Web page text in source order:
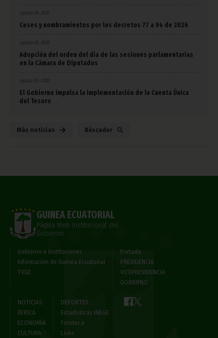
agosto 06, 2026
Ceses y nombramientos por los decretos 77 a 94 de 2026
agosto 05, 2026
Adopción del orden del día de las sesiones parlamentarias
en la Cámara de Diputados
agosto 05, 2026
El Gobierno impulsa la implementación de la Cuenta Única
del Tesoro
Más noticias Búscador
GUINEA ECUATORIAL
Página Web Institucional del
Gobierno
Gobierno e Instituciones
Información de Guinea Ecuatorial
TVGE
Portada
PRESIDENCIA
VICEPRESIDENCIA
GOBIERNO
NOTICIAS
ÁFRICA
ECONOMÍA
CULTURA
DEPORTES
Estadísticas INEGE
Fototeca
Links